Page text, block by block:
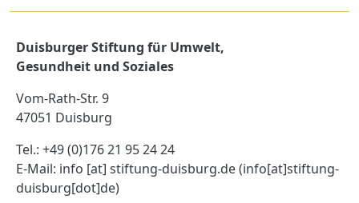
Duisburger Stiftung für Umwelt,
Gesundheit und Soziales
Vom-Rath-Str. 9
47051 Duisburg
Tel.: +49 (0)176 21 95 24 24
E-Mail: info [at] stiftung-duisburg.de(info[at]stiftung-
duisburg[dot]de)